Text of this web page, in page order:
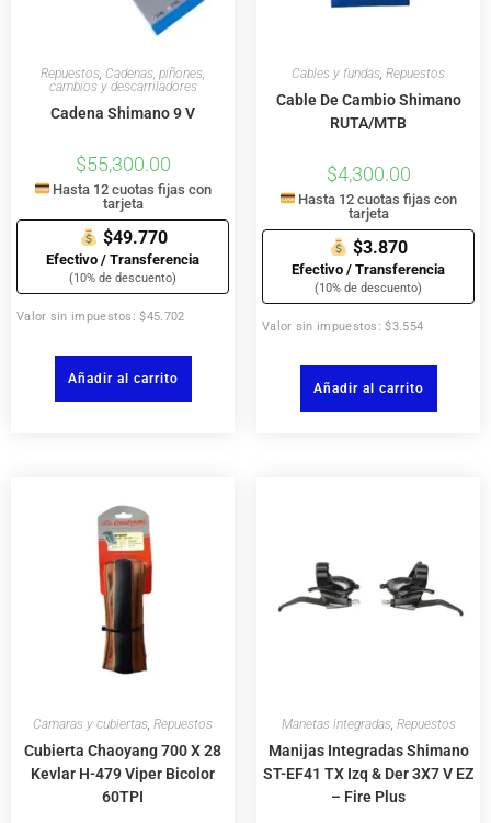
Repuestos, Cadenas, piñones,
cambios y descarriladores
Cadena Shimano 9 V
$55,300.00
Hasta 12 cuotas fijas con
tarjeta
$49.770
Efectivo / Transferencia
(10% de descuento)
Valor sin impuestos: $45.702
Añadir al carrito
Cables y fundas, Repuestos
Cable De Cambio Shimano
RUTA/MTB
$4,300.00
Hasta 12 cuotas fijas con
tarjeta
$3.870
Efectivo / Transferencia
(10% de descuento)
Valor sin impuestos: $3.554
Añadir al carrito
Camaras y cubiertas, Repuestos
Cubierta Chaoyang 700 X 28
Kevlar H-479 Viper Bicolor
60TPI
Manetas integradas, Repuestos
Manijas Integradas Shimano
ST-EF41 TX Izq & Der 3X7 V EZ
– Fire Plus